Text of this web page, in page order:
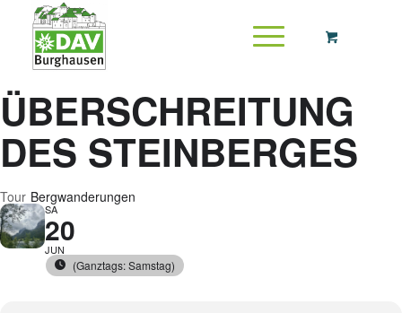
ÜBERSCHREITUNG
DES STEINBERGES
Tour Bergwanderungen
SA
20
JUN
(Ganztags: Samstag)